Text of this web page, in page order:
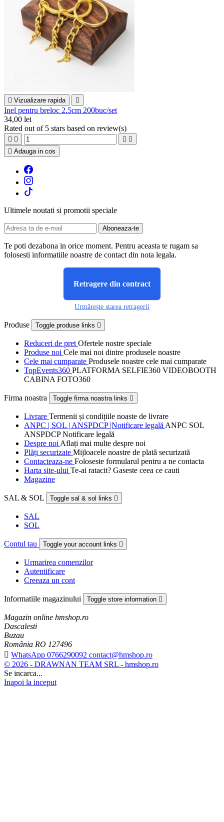
 Vizualizare rapida 
Inel pentru breloc 2.5cm 200buc/set
34,00 lei
Rated out of 5 stars based on review(s)
   
 Adauga in cos
Ultimele noutati si promotii speciale
Te poti dezabona in orice moment. Pentru aceasta te rugam sa
folosesti informatiile noastre de contact din nota legala.
Retragere din contract
Urmărește starea retragerii
Produse Toggle produse links 
Reduceri de pret Ofertele nostre speciale
Produse noi Cele mai noi dintre produsele noastre
Cele mai cumparate Produsele noastre cele mai cumparate
TopEvents360 PLATFORMA SELFIE360 VIDEOBOOTH
CABINA FOTO360
Firma noastra Toggle firma noastra links 
Livrare Termenii și condițiile noaste de livrare
ANPC | SOL | ANSPDCP |Notificare legală ANPC SOL
ANSPDCP Notificare legală
Despre noi Aflați mai multe despre noi
Plăți securizate Mijloacele noastre de plată securizată
Contacteaza-ne Foloseste formularul pentru a ne contacta
Harta site-ului Te-ai ratacit? Gaseste ceea ce cauti
Magazine
SAL & SOL Toggle sal & sol links 
SAL
SOL
Contul tau Toggle your account links 
Urmarirea comenzilor
Autentificare
Creeaza un cont
Informatiile magazinului Toggle store information 
Magazin online hmshop.ro
Dascalesti
Buzau
România RO 127496
 WhatsApp 0766290092 contact@hmshop.ro
© 2026 - DRAWNAN TEAM SRL - hmshop.ro
Se incarca...
Inapoi la inceput